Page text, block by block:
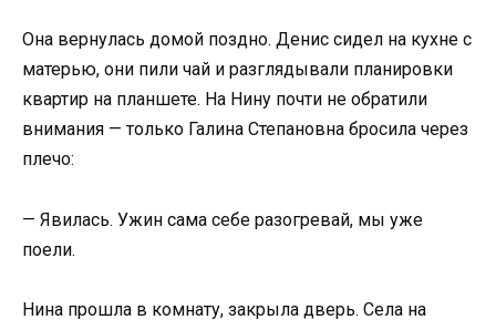
Она вернулась домой поздно. Денис сидел на кухне с
матерью, они пили чай и разглядывали планировки
квартир на планшете. На Нину почти не обратили
внимания — только Галина Степановна бросила через
плечо:
— Явилась. Ужин сама себе разогревай, мы уже
поели.
Нина прошла в комнату, закрыла дверь. Села на